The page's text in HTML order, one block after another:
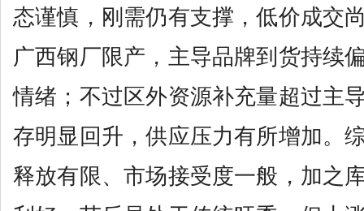
态谨慎，刚需仍有支撑，低价成交
广西钢厂限产，主导品牌到货持续
情绪；不过区外资源补充量超过主
存明显回升，供应压力有所增加。
释放有限、市场接受度一般，加之